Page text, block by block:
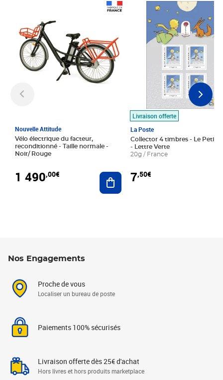
Nouvelle Attitude
Vélo électrique du facteur,
reconditionné - Taille normale -
Noir/ Rouge
1 490,00€ Ajouter au panier
Livraison offerte
La Poste
Collector 4 timbres - Le Petit
- Lettre Verte
20g / France
7,50€
Prix 7,50€
Nos Engagements
Proche de vous
Localiser un bureau de poste
Paiements 100% sécurisés
Livraison offerte dès 25€ d'achat
Hors livres et hors produits marketplace